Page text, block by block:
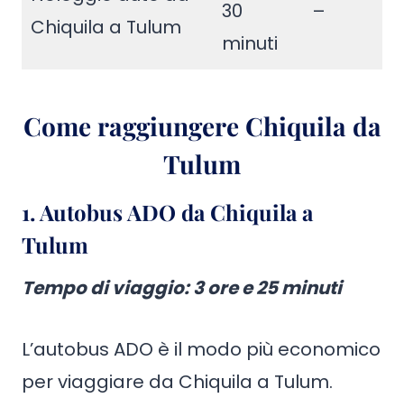
Chiquila a Tulum
30
minuti
–
Come raggiungere Chiquila da
Tulum
1.Autobus ADO da Chiquila a
Tulum
Tempo di viaggio: 3 ore e 25 minuti
L’autobus ADO è il modo più economico
per viaggiare da Chiquila a Tulum.